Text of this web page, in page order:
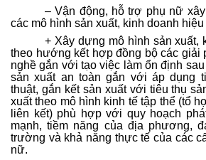
– Vận động, hỗ trợ phụ nữ
các mô hình sản xuất, kinh doanh
+ Xây dựng mô hình sản xuất,
theo hướng kết hợp đồng bộ các giải
nghề gắn với tạo việc làm ổn định
sản xuất an toàn gắn với áp dụng
thuật, gắn kết sản xuất với tiêu thụ
xuất theo mô hình kinh tế tập thể (tổ
liên kết) phù hợp với quy hoạch
mạnh, tiềm năng của địa phương,
trường và khả năng thực tế của các
nữ.